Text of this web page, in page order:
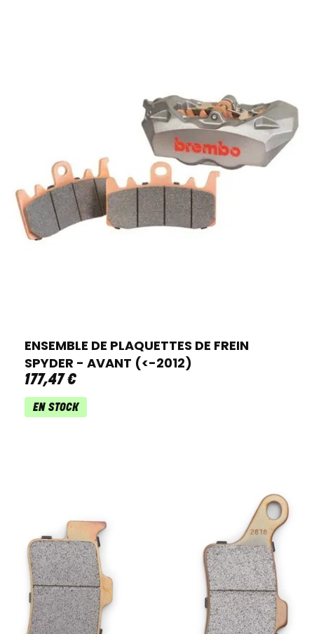
ENSEMBLE DE PLAQUETTES DE FREIN
SPYDER - AVANT (<-2012)
177,47€
EN STOCK